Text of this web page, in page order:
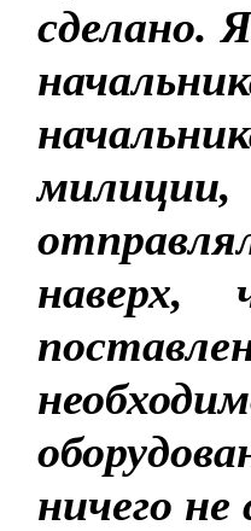
сделано.
наверх,
ничего не